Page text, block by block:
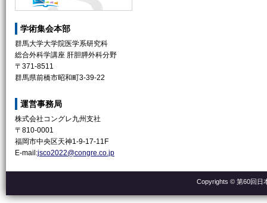
学術集会本部
群馬大学大学院医学系研究科
総合外科学講座 肝胆膵外科分野
〒371-8511
群馬県前橋市昭和町3-39-22
運営事務局
株式会社コングレ九州支社
〒810-0001
福岡市中央区天神1-9-17-11F
E-mail:jsco2022@congre.co.jp
Copyrights © 第60回日